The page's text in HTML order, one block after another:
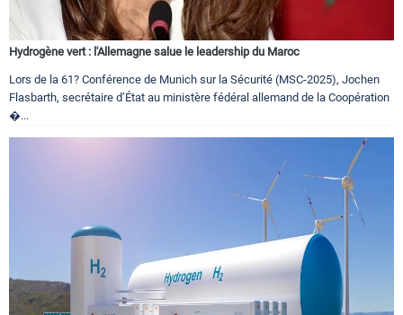
Hydrogène vert : l'Allemagne salue le leadership du Maroc
Lors de la 61? Conférence de Munich sur la Sécurité (MSC-2025), Jochen
Flasbarth, secrétaire d’État au ministère fédéral allemand de la Coopération
�...